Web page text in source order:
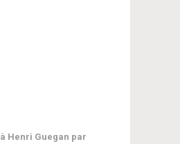
Henri Guegan par